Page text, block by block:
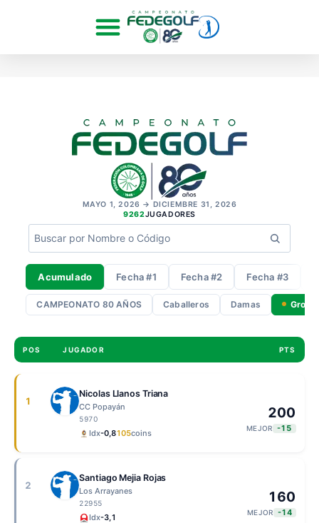
MAYO 1, 2026 → DICIEMBRE 31, 2026
9262JUGADORES
Acumulado Fecha #1 Fecha #2 Fecha #3
CAMPEONATO 80 AÑOS Caballeros Damas Gross
POS JUGADOR PTS
1
Nicolas Llanos Triana
CC Popayán
5970
Idx-0,8105coins
200
MEJOR -15
2
Santiago Mejia Rojas
Los Arrayanes
22955
Idx-3,1
160
MEJOR -14